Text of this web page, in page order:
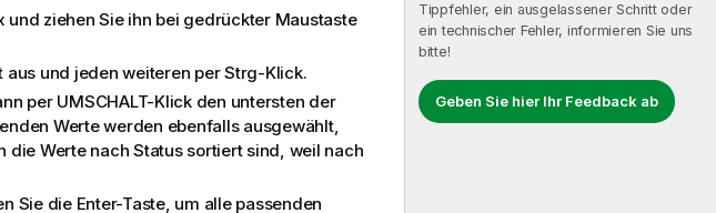
Tippfehler, ein ausgelassener Schritt oder
ein technischer Fehler, informieren Sie uns
bitte!
Geben Sie hier Ihr Feedback ab
und ziehen Sie ihn bei gedrückter Maustaste
und jeden weiteren per Strg-Klick.
per UMSCHALT-Klick den untersten der
Werte werden ebenfalls ausgewählt,
Werte nach Status sortiert sind, weil nach
Sie die Enter-Taste, um alle passenden